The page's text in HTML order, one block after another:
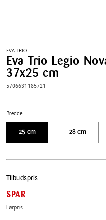
EVA TRIO
Eva Trio Legio
37x25 cm
5706631185721
Bredde
25 cm 28 cm
Pris
tabel
Tilbudspris
SPAR
Førpris